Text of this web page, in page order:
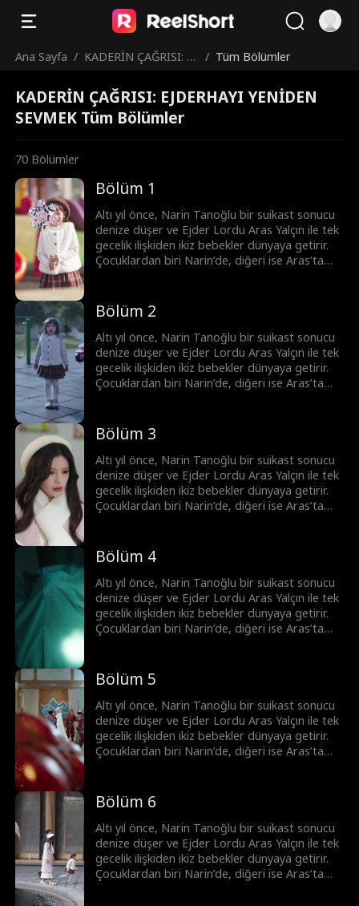
Ana Sayfa / KADERİN ÇAĞRISI: EJ
EVMEK
/ Tüm Bölümler
KADERİN ÇAĞRISI: EJDERHAYI YENİDEN
SEVMEK Tüm Bölümler
70 Bölümler
Bölüm 1
Altı yıl önce, Narin Tanoğlu bir suikast sonucu
denize düşer ve Ejder Lordu Aras Yalçın ile tek
gecelik ilişkiden ikiz bebekler dünyaya getirir.
Çocuklardan biri Narin’de, diğeri ise Aras’ta
tıpatıp benzeyen Melis ve Sanem sürekli
karıştırılır. İkizlerin çabalarıyla Aras ile Narin
birbirine yaklaşsa da gerçeklerle hep son anda
karşılaşırlar. En sonunda ikizlerin planı
sayesinde tüm yanlış anlaşılmalar çözülür ve
çift mutlu sona ulaşır.
Bölüm 2
Altı yıl önce, Narin Tanoğlu bir suikast sonucu
denize düşer ve Ejder Lordu Aras Yalçın ile tek
gecelik ilişkiden ikiz bebekler dünyaya getirir.
Çocuklardan biri Narin’de, diğeri ise Aras’ta
tıpatıp benzeyen Melis ve Sanem sürekli
karıştırılır. İkizlerin çabalarıyla Aras ile Narin
birbirine yaklaşsa da gerçeklerle hep son anda
karşılaşırlar. En sonunda ikizlerin planı
sayesinde tüm yanlış anlaşılmalar çözülür ve
çift mutlu sona ulaşır.
Bölüm 3
Altı yıl önce, Narin Tanoğlu bir suikast sonucu
denize düşer ve Ejder Lordu Aras Yalçın ile tek
gecelik ilişkiden ikiz bebekler dünyaya getirir.
Çocuklardan biri Narin’de, diğeri ise Aras’ta
tıpatıp benzeyen Melis ve Sanem sürekli
karıştırılır. İkizlerin çabalarıyla Aras ile Narin
birbirine yaklaşsa da gerçeklerle hep son anda
karşılaşırlar. En sonunda ikizlerin planı
sayesinde tüm yanlış anlaşılmalar çözülür ve
çift mutlu sona ulaşır.
Bölüm 4
Altı yıl önce, Narin Tanoğlu bir suikast sonucu
denize düşer ve Ejder Lordu Aras Yalçın ile tek
gecelik ilişkiden ikiz bebekler dünyaya getirir.
Çocuklardan biri Narin’de, diğeri ise Aras’ta
tıpatıp benzeyen Melis ve Sanem sürekli
karıştırılır. İkizlerin çabalarıyla Aras ile Narin
birbirine yaklaşsa da gerçeklerle hep son anda
karşılaşırlar. En sonunda ikizlerin planı
sayesinde tüm yanlış anlaşılmalar çözülür ve
çift mutlu sona ulaşır.
Bölüm 5
Altı yıl önce, Narin Tanoğlu bir suikast sonucu
denize düşer ve Ejder Lordu Aras Yalçın ile tek
gecelik ilişkiden ikiz bebekler dünyaya getirir.
Çocuklardan biri Narin’de, diğeri ise Aras’ta
tıpatıp benzeyen Melis ve Sanem sürekli
karıştırılır. İkizlerin çabalarıyla Aras ile Narin
birbirine yaklaşsa da gerçeklerle hep son anda
karşılaşırlar. En sonunda ikizlerin planı
sayesinde tüm yanlış anlaşılmalar çözülür ve
çift mutlu sona ulaşır.
Bölüm 6
Altı yıl önce, Narin Tanoğlu bir suikast sonucu
denize düşer ve Ejder Lordu Aras Yalçın ile tek
gecelik ilişkiden ikiz bebekler dünyaya getirir.
Çocuklardan biri Narin’de, diğeri ise Aras’ta